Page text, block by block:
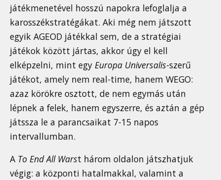
játékmenetével hosszú napokra lefoglalja a
karosszékstratégákat. Aki még nem játszott
egyik AGEOD játékkal sem, de a stratégiai
játékok között jártas, akkor úgy el kell
elképzelni, mint egy Europa Universalis-szerű
játékot, amely nem real-time, hanem WEGO:
azaz körökre osztott, de nem egymás után
lépnek a felek, hanem egyszerre, és aztán a gép
játssza le a parancsaikat 7-15 napos
intervallumban.
A To End All Warst három oldalon játszhatjuk
végig: a központi hatalmakkal, valamint a